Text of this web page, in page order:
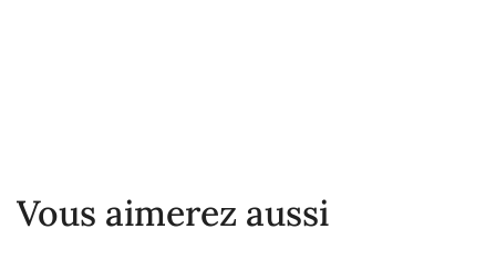
Vous aimerez aussi